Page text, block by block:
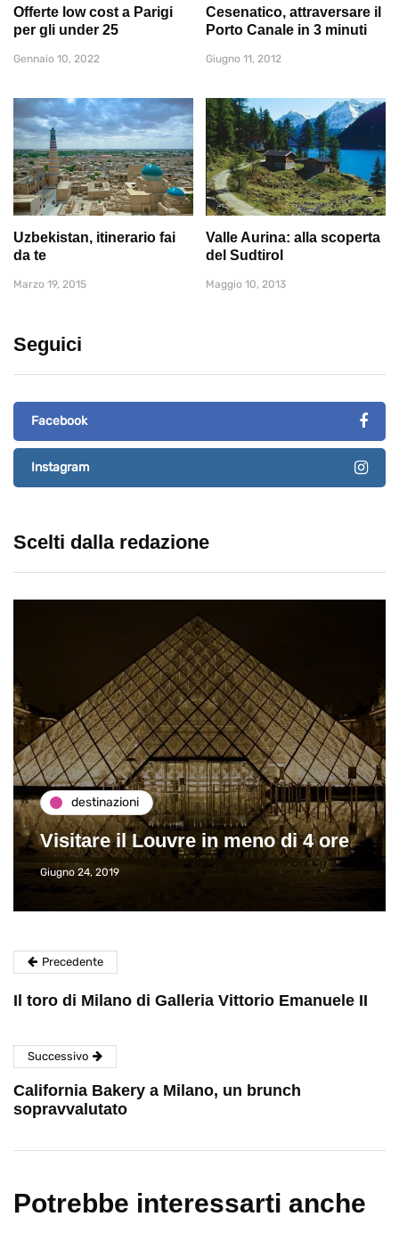
Offerte low cost a Parigi
per gli under 25
Gennaio 10, 2022
Cesenatico, attraversare il
Porto Canale in 3 minuti
Giugno 11, 2012
Uzbekistan, itinerario fai
da te
Marzo 19, 2015
Valle Aurina: alla scoperta
del Sudtirol
Maggio 10, 2013
Seguici
Facebook
Instagram
Scelti dalla redazione
destinazioni
Visitare il Louvre in meno di 4 ore
Giugno 24, 2019
Precedente
Il toro di Milano di Galleria Vittorio Emanuele II
Successivo
California Bakery a Milano, un brunch
sopravvalutato
Potrebbe interessarti anche